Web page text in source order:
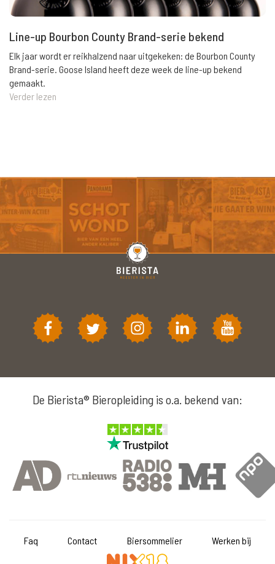
Line-up Bourbon County Brand-serie bekend
Elk jaar wordt er reikhalzend naar uitgekeken: de Bourbon County
Brand-serie. Goose Island heeft deze week de line-up bekend
gemaakt.
Verder lezen
De Bierista® Bieropleiding is o.a. bekend van:
Faq Contact Biersommelier Werken bij